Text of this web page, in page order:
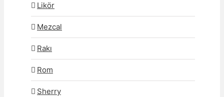
Likör
Mezcal
Rakı
Rom
Sherry